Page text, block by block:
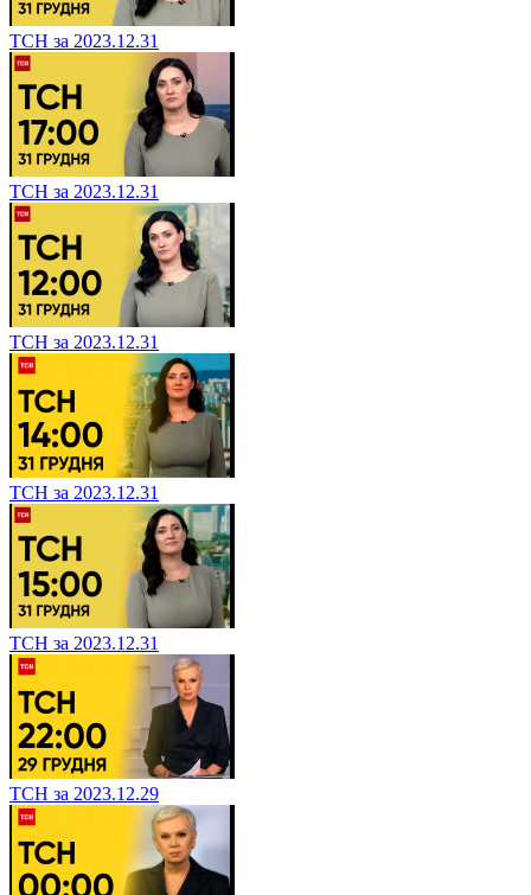
ТСН за 2023.12.31
ТСН за 2023.12.31
ТСН за 2023.12.31
ТСН за 2023.12.31
ТСН за 2023.12.31
ТСН за 2023.12.29